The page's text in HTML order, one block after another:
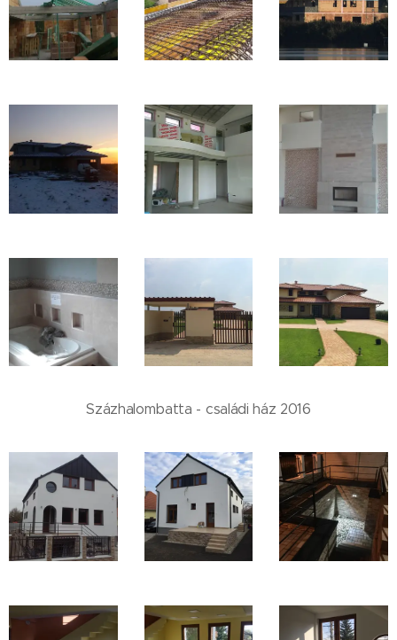
Százhalombatta - családi ház 2016